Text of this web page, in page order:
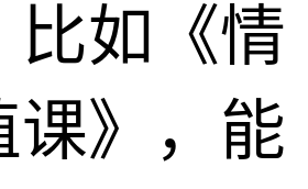
比如《情
课》，能